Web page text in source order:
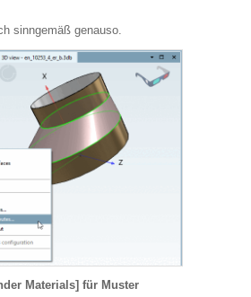
sinngemäß genauso.
Materials] für Muster